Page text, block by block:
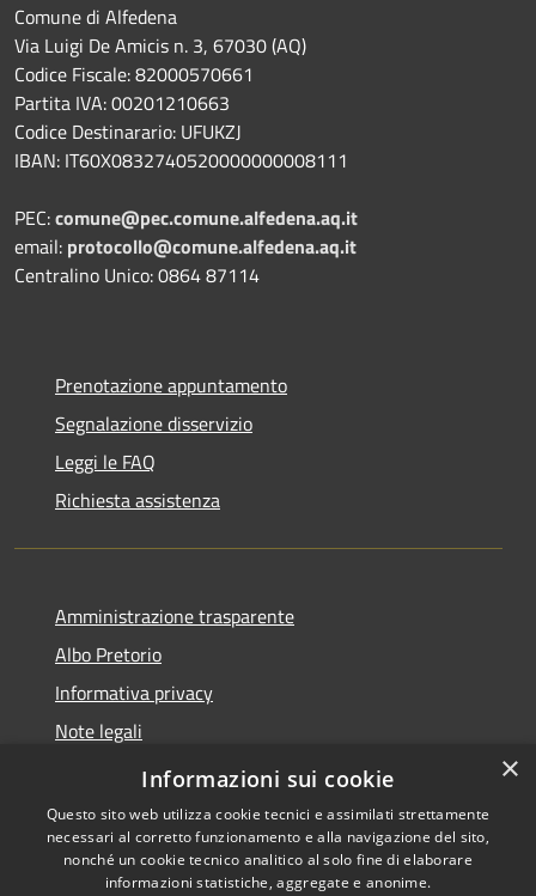
Comune di Alfedena
Via Luigi De Amicis n. 3, 67030 (AQ)
Codice Fiscale: 82000570661
Partita IVA: 00201210663
Codice Destinarario: UFUKZJ
IBAN: IT60X0832740520000000008111
PEC:comune@pec.comune.alfedena.aq.it
email: protocollo@comune.alfedena.aq.it
Centralino Unico: 0864 87114
Prenotazione appuntamento
Segnalazione disservizio
Leggi le FAQ
Richiesta assistenza
Amministrazione trasparente
Albo Pretorio
Informativa privacy
Note legali
Dichiarazione di accessibilità
Copyright © 2026 • Comune di
×
Informazioni sui cookie
Questo sito web utilizza cookie tecnici e assimilati strettamente
necessari al corretto funzionamento e alla navigazione del sito,
nonché un cookie tecnico analitico al solo fine di elaborare
informazioni statistiche, aggregate e anonime.